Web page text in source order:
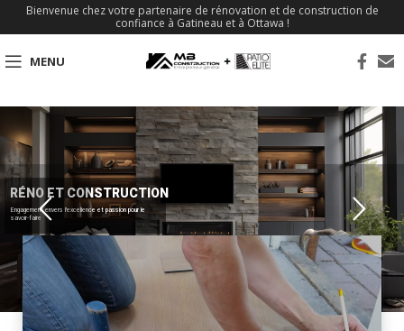
Bienvenue chez votre partenaire de rénovation et de construction de
confiance à Gatineau et à Ottawa !
MENU
Engagement envers l'excellence et passion pour le
savoir-faire
RÉNO ET CONSTRUCTION